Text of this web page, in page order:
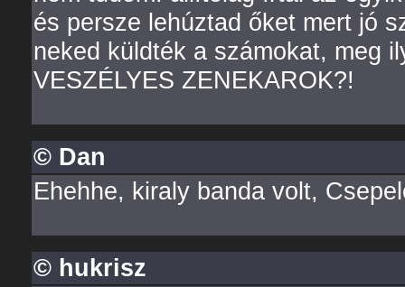
és persze lehúztad őket mert jó
neked küldték a számokat, meg
VESZÉLYES ZENEKAROK?!
© Dan
Ehehhe, kiraly banda volt,
© hukrisz